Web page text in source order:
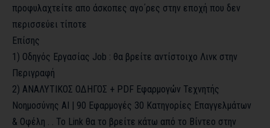
προφυλαχτείτε απο άσκοπες αγο΄ρες στην εποχή που δεν
περισσεύει τίποτε
Επίσης
1) Οδηγός Εργασίας Job : θα βρείτε αντίστοιχο Λινκ στην
Περιγραφή
2) ΑΝΑΛΥΤΙΚΟΣ ΟΔΗΓΟΣ + PDF Εφαρμογών Τεχνητής
Νοημοσύνης AI | 90 Εφαρμογές 30 Κατηγορίες Επαγγελμάτων
& Οφέλη . . Το Link θα το βρείτε κάτω από το Βίντεο στην